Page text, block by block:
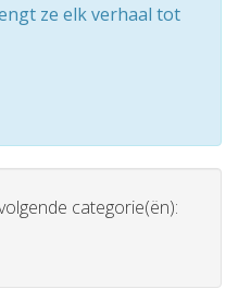
ze elk verhaal tot
categorie(ën):